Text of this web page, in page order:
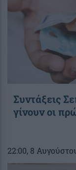
Συντάξεις
γίνουν οι
22:00, 8